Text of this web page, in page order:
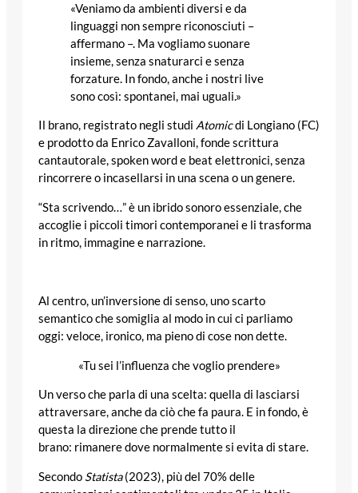
«Veniamo da ambienti diversi e da
linguaggi non sempre riconosciuti –
affermano –. Ma vogliamo suonare
insieme, senza snaturarci e senza
forzature. In fondo, anche i nostri live
sono così: spontanei, mai uguali.»
Il brano, registrato negli studi Atomicdi Longiano (FC)
e prodotto da Enrico Zavalloni, fonde scrittura
cantautorale, spoken word e beat elettronici, senza
rincorrere o incasellarsi in una scena o un genere.
“Sta scrivendo…” è un ibrido sonoro essenziale, che
accoglie i piccoli timori contemporanei e li trasforma
in ritmo, immagine e narrazione.
Al centro, un’inversione di senso, uno scarto
semantico che somiglia al modo in cui ci parliamo
oggi: veloce, ironico, ma pieno di cose non dette.
«Tu sei l’influenza che voglio prendere»
Un verso che parla di una scelta: quella di lasciarsi
attraversare, anche da ciò che fa paura. E in fondo, è
questa la direzione che prende tutto il
brano: rimanere dove normalmente si evita di stare.
Secondo Statista(2023), più del 70% delle